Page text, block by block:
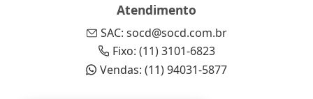
Atendimento
SAC: socd@socd.com.br
Fixo: (11) 3101-6823
Vendas: (11) 94031-5877